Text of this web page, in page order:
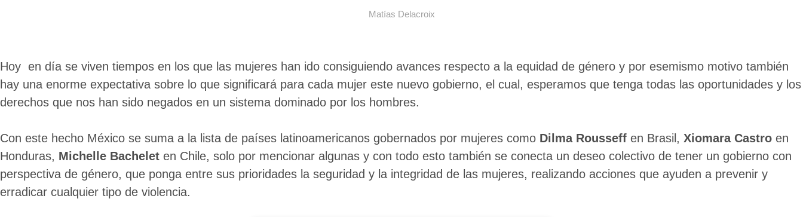
Matías Delacroix
Hoy en día se viven tiempos en los que las mujeres han ido consiguiendo avances respecto a la equidad de género y por esemismo motivo también
hay una enorme expectativa sobre lo que significará para cada mujer este nuevo gobierno, el cual, esperamos que tenga todas las oportunidades y los
derechos que nos han sido negados en un sistema dominado por los hombres.
Con este hecho México se suma a la lista de países latinoamericanos gobernados por mujeres como Dilma Rousseff en Brasil, Xiomara Castro en
Honduras, Michelle Bachelet en Chile, solo por mencionar algunas y con todo esto también se conecta un deseo colectivo de tener un gobierno con
perspectiva de género, que ponga entre sus prioridades la seguridad y la integridad de las mujeres, realizando acciones que ayuden a prevenir y
erradicar cualquier tipo de violencia.